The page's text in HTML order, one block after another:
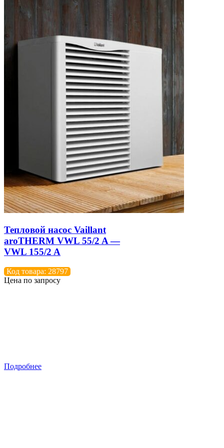
Тепловой насос Vaillant
aroTHERM VWL 55/2 A —
VWL 155/2 A
Код товара: 28797
Цена по запросу
Подробнее